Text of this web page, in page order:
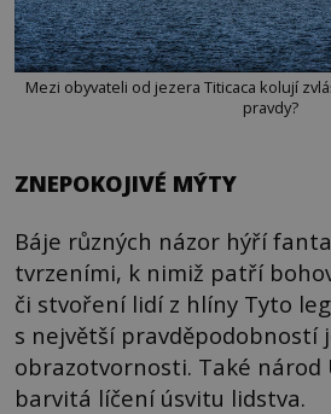
Mezi obyvateli od jezera Titicaca kolují
pravdy?
ZNEPOKOJIVÉ MÝTY
Báje různých názor hýří
tvrzeními, k nimiž patří
či stvoření lidí z hlíny Tyto
s největší pravděpodobností
obrazotvornosti. Také národ
barvitá líčení úsvitu lidstva.